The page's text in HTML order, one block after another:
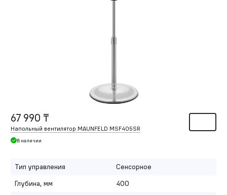
67 990 ₸
Напольный вентилятор MAUNFELD MSF405SR
В наличии
Тип управления
Сенсорное
Глубина, мм
400